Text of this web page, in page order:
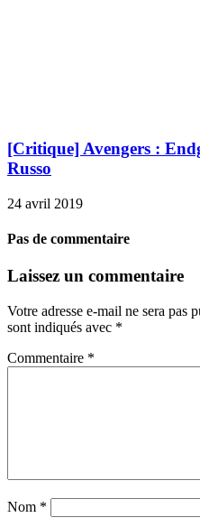
[Critique] Avengers :
Russo
24 avril 2019
Pas de commentaire
Laissez un commentaire
Votre adresse e-mail ne sera pas
sont indiqués avec *
Commentaire *
Nom *